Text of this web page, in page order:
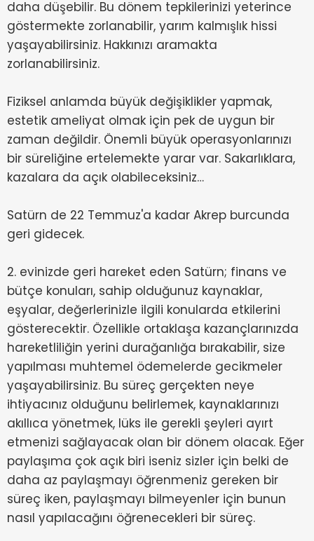
daha düşebilir. Bu dönem tepkilerinizi yeterince
göstermekte zorlanabilir, yarım kalmışlık hissi
yaşayabilirsiniz. Hakkınızı aramakta
zorlanabilirsiniz.
Fiziksel anlamda büyük değişiklikler yapmak,
estetik ameliyat olmak için pek de uygun bir
zaman değildir. Önemli büyük operasyonlarınızı
bir süreliğine ertelemekte yarar var. Sakarlıklara,
kazalara da açık olabileceksiniz…
Satürn de 22 Temmuz'a kadar Akrep burcunda
geri gidecek.
2. evinizde geri hareket eden Satürn; finans ve
bütçe konuları, sahip olduğunuz kaynaklar,
eşyalar, değerlerinizle ilgili konularda etkilerini
gösterecektir. Özellikle ortaklaşa kazançlarınızda
hareketliliğin yerini durağanlığa bırakabilir, size
yapılması muhtemel ödemelerde gecikmeler
yaşayabilirsiniz. Bu süreç gerçekten neye
ihtiyacınız olduğunu belirlemek, kaynaklarınızı
akıllıca yönetmek, lüks ile gerekli şeyleri ayırt
etmenizi sağlayacak olan bir dönem olacak. Eğer
paylaşıma çok açık biri iseniz sizler için belki de
daha az paylaşmayı öğrenmeniz gereken bir
süreç iken, paylaşmayı bilmeyenler için bunun
nasıl yapılacağını öğrenecekleri bir süreç.